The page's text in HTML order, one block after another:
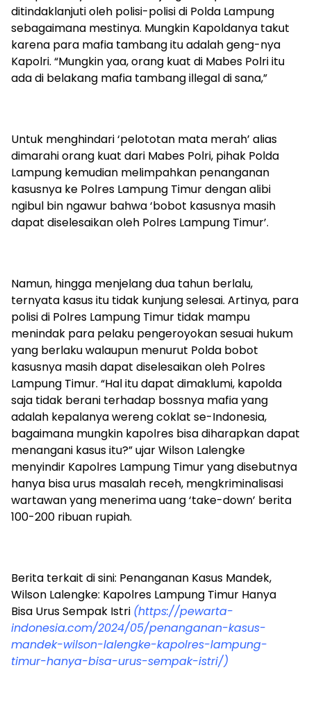
ditindaklanjuti oleh polisi-polisi di Polda Lampung
sebagaimana mestinya. Mungkin Kapoldanya takut
karena para mafia tambang itu adalah geng-nya
Kapolri. “Mungkin yaa, orang kuat di Mabes Polri itu
ada di belakang mafia tambang illegal di sana,”
Untuk menghindari ‘pelototan mata merah’ alias
dimarahi orang kuat dari Mabes Polri, pihak Polda
Lampung kemudian melimpahkan penanganan
kasusnya ke Polres Lampung Timur dengan alibi
ngibul bin ngawur bahwa ‘bobot kasusnya masih
dapat diselesaikan oleh Polres Lampung Timur’.
Namun, hingga menjelang dua tahun berlalu,
ternyata kasus itu tidak kunjung selesai. Artinya, para
polisi di Polres Lampung Timur tidak mampu
menindak para pelaku pengeroyokan sesuai hukum
yang berlaku walaupun menurut Polda bobot
kasusnya masih dapat diselesaikan oleh Polres
Lampung Timur. “Hal itu dapat dimaklumi, kapolda
saja tidak berani terhadap bossnya mafia yang
adalah kepalanya wereng coklat se-Indonesia,
bagaimana mungkin kapolres bisa diharapkan dapat
menangani kasus itu?” ujar Wilson Lalengke
menyindir Kapolres Lampung Timur yang disebutnya
hanya bisa urus masalah receh, mengkriminalisasi
wartawan yang menerima uang ‘take-down’ berita
100-200 ribuan rupiah.
Berita terkait di sini: Penanganan Kasus Mandek,
Wilson Lalengke: Kapolres Lampung Timur Hanya
Bisa Urus Sempak Istri (https://pewarta-
indonesia.com/2024/05/penanganan-kasus-
mandek-wilson-lalengke-kapolres-lampung-
timur-hanya-bisa-urus-sempak-istri/)